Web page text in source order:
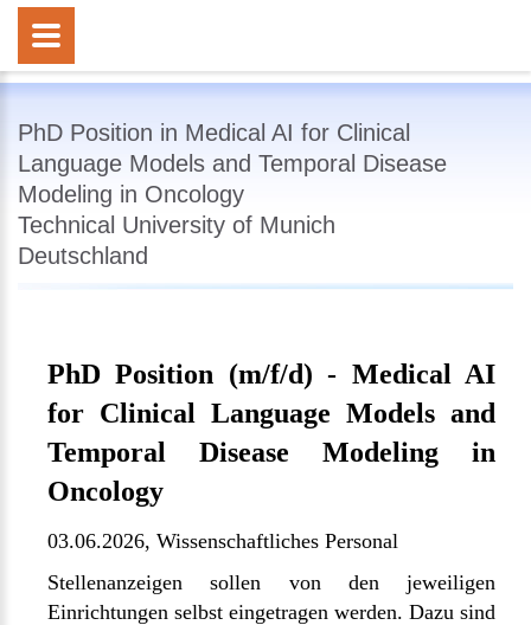
PhD Position in Medical AI for Clinical
Language Models and Temporal Disease
Modeling in Oncology
Technical University of Munich
Deutschland
PhD Position (m/f/d) - Medical AI
for Clinical Language Models and
Temporal Disease Modeling in
Oncology
03.06.2026, Wissenschaftliches Personal
Stellenanzeigen sollen von den jeweiligen
Einrichtungen selbst eingetragen werden. Dazu sind